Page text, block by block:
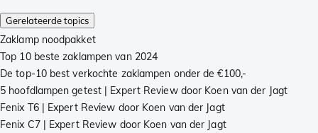
Gerelateerde topics
Zaklamp noodpakket
Top 10 beste zaklampen van 2024
De top-10 best verkochte zaklampen onder de €100,-
5 hoofdlampen getest | Expert Review door Koen van der Jagt
Fenix T6 | Expert Review door Koen van der Jagt
Fenix C7 | Expert Review door Koen van der Jagt